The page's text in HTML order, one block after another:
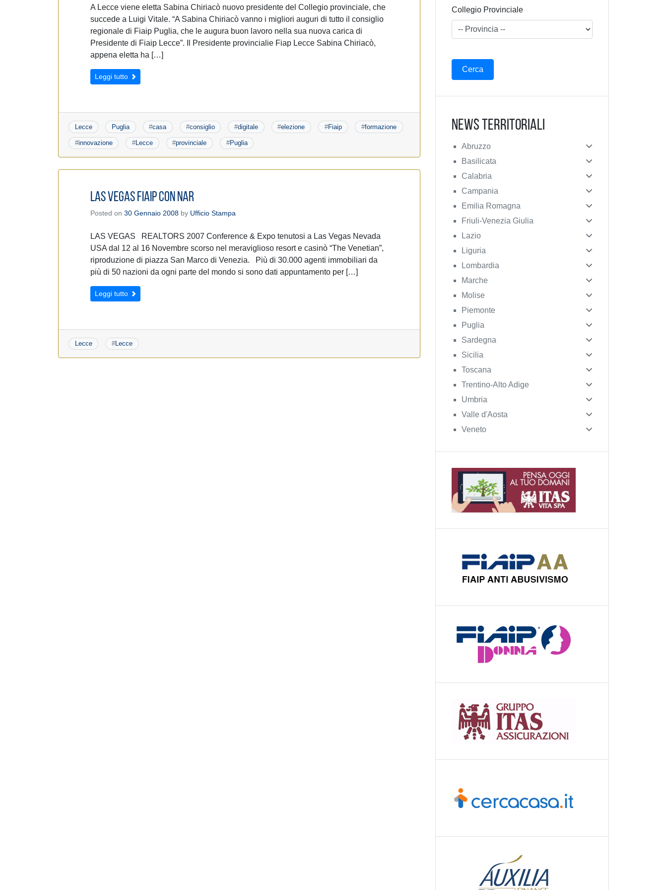
A Lecce viene eletta Sabina Chiriacò nuovo presidente del Collegio provinciale, che
succede a Luigi Vitale. “A Sabina Chiriacò vanno i migliori auguri di tutto il consiglio
regionale di Fiaip Puglia, che le augura buon lavoro nella sua nuova carica di
Presidente di Fiaip Lecce”. Il Presidente provincialie Fiap Lecce Sabina Chiriacò,
appena eletta ha […]
Leggi tutto
Lecce Puglia #casa #consiglio #digitale #elezione #Fiaip #formazione
#innovazione #Lecce #provinciale #Puglia
LAS VEGAS FIAIP con NAR
Posted on 30 Gennaio 2008 by Ufficio Stampa
LAS VEGAS REALTORS 2007 Conference & Expo tenutosi a Las Vegas Nevada
USA dal 12 al 16 Novembre scorso nel meraviglioso resort e casinò “The Venetian”,
riproduzione di piazza San Marco di Venezia. Più di 30.000 agenti immobiliari da
più di 50 nazioni da ogni parte del mondo si sono dati appuntamento per […]
Leggi tutto
Lecce #Lecce
Collegio Provinciale
News Territoriali
Abruzzo
Basilicata
Calabria
Campania
Emilia Romagna
Friuli-Venezia Giulia
Lazio
Liguria
Lombardia
Marche
Molise
Piemonte
Puglia
Sardegna
Sicilia
Toscana
Trentino-Alto Adige
Umbria
Valle d'Aosta
Veneto